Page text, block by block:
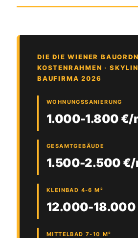
DIE DIE WIENER
KOSTENRAHMEN ·
BAUFIRMA 2026
WOHNUNGSSANIERUNG
1.000-1.800 €/
GESAMTGEBÄUDE
1.500-2.500 €/
KLEINBAD 4-6 M²
12.000-18.000
MITTELBAD 7-10 M²